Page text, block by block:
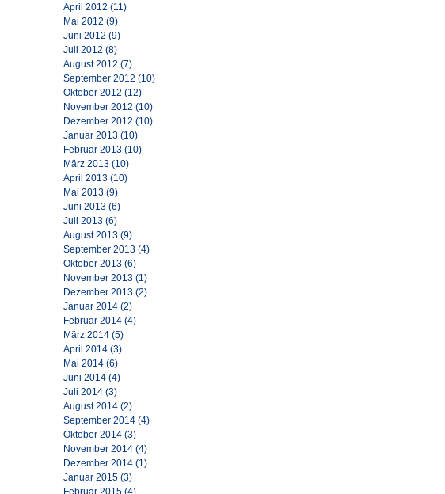
April 2012 (11)
Mai 2012 (9)
Juni 2012 (9)
Juli 2012 (8)
August 2012 (7)
September 2012 (10)
Oktober 2012 (12)
November 2012 (10)
Dezember 2012 (10)
Januar 2013 (10)
Februar 2013 (10)
März 2013 (10)
April 2013 (10)
Mai 2013 (9)
Juni 2013 (6)
Juli 2013 (6)
August 2013 (9)
September 2013 (4)
Oktober 2013 (6)
November 2013 (1)
Dezember 2013 (2)
Januar 2014 (2)
Februar 2014 (4)
März 2014 (5)
April 2014 (3)
Mai 2014 (6)
Juni 2014 (4)
Juli 2014 (3)
August 2014 (2)
September 2014 (4)
Oktober 2014 (3)
November 2014 (4)
Dezember 2014 (1)
Januar 2015 (3)
Februar 2015 (4)